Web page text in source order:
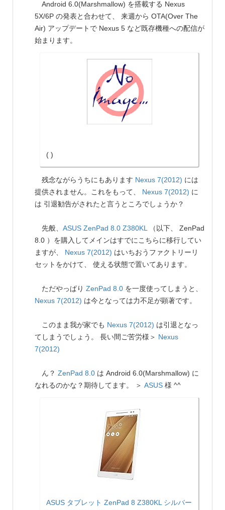
Android 6.0(Marshmallow) を搭載する Nexus
5X/6P の発表と合わせて、 来週から OTA(Over The
Air) アップデートで Nexus 5 など既存機種への配信が
始まります。
( )
残念ながらうちにもあります Nexus 7(2012) には
提供されません。これをもって、 Nexus 7(2012) に
は 引退勧告がされたと言うところでしょうか？
先般、 ASUS ZenPad 8.0 Z380KL（以下、 ZenPad
8.0 ）を購入してメインはすでにこちらに移行してい
ますが、 Nexus 7(2012) はいちおうファクトリーリ
セットをかけて、 使える状態で置いてあります。
ただやっぱり ZenPad 8.0 を一度使ってしまうと、
Nexus 7(2012) は今となっては力不足が顕著です。
このまま我が家でも Nexus 7(2012) は引退となっ
てしまうでしょう。 長い間ご苦労様＞ Nexus
7(2012)
ん？ ZenPad 8.0 は Android 6.0(Marshmallow) に
なれるのかな？期待してます。 ＞ ASUS 様 ^^
ASUS タブレット ZenPad 8 Z380KL シルバー